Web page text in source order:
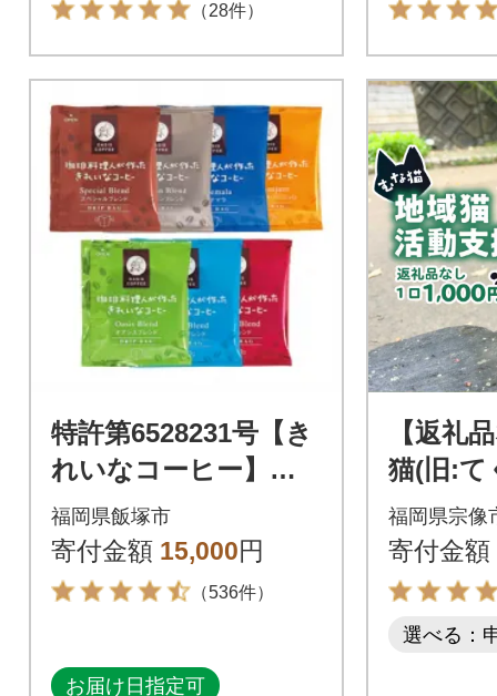
（28件）
特許第6528231号【き
れいなコーヒー】ド
リップバッグ7種セッ
ト(合計105袋)
福岡県飯塚市
寄付金額 15,000円
（536件）
お届け日指定可
【返礼
猫(旧:て
ねこ)」
支援【
18
福岡県宗像
寄付金額
選べる：